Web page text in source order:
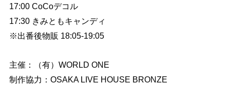
17:00 CoCoデコル
17:30 きみともキャンディ
※出番後物販 18:05-19:05
主催：（有）WORLD ONE
制作協力：OSAKA LIVE HOUSE BRONZE